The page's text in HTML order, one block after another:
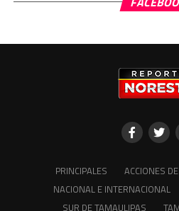
PRINCIPALES ACCIONES
NACIONAL E INTERNACIONAL
SUR DE TAMAULIPAS